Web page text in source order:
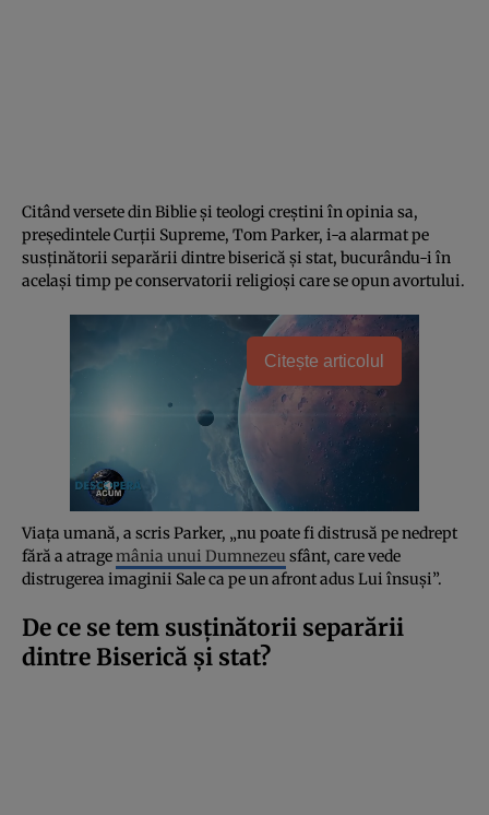
Citând versete din Biblie și teologi creștini în opinia sa,
președintele Curții Supreme, Tom Parker, i-a alarmat pe
susținătorii separării dintre biserică și stat, bucurându-i în
același timp pe conservatorii religioși care se opun avortului.
Citește articolul
Viața umană, a scris Parker, „nu poate fi distrusă pe nedrept
fără a atragemânia unui Dumnezeu sfânt, care vede
distrugerea imaginii Sale ca pe un afront adus Lui însuși”.
De ce se tem susținătorii separării
dintre Biserică și stat?